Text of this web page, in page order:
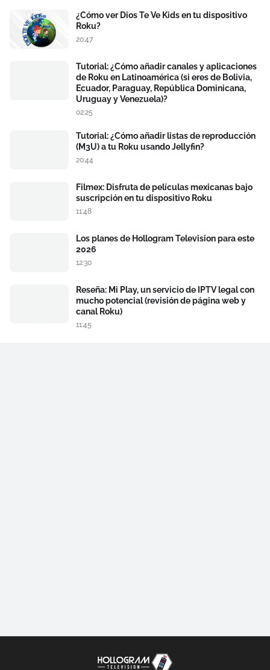
¿Cómo ver Dios Te Ve Kids en tu dispositivo
Roku?
20:47
Tutorial: ¿Cómo añadir canales y aplicaciones
de Roku en Latinoamérica (si eres de Bolivia,
Ecuador, Paraguay, República Dominicana,
Uruguay y Venezuela)?
02:25
Tutorial: ¿Cómo añadir listas de reproducción
(M3U) a tu Roku usando Jellyfin?
20:44
Filmex: Disfruta de películas mexicanas bajo
suscripción en tu dispositivo Roku
11:48
Los planes de Hollogram Television para este
2026
12:30
Reseña: Mi Play, un servicio de IPTV legal con
mucho potencial (revisión de página web y
canal Roku)
11:45